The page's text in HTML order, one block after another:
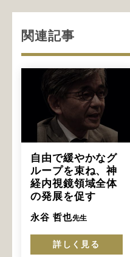
関連記事
自由で緩やかなグ
ループを束ね、神
経内視鏡領域全体
の発展を促す
永谷 哲也先生
詳しく見る